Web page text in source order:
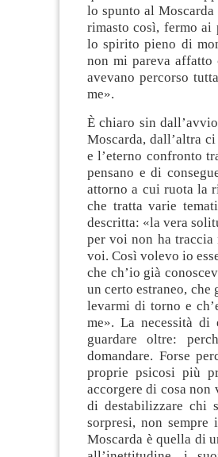
lo spunto al
rimasto così, fermo
lo spirito pieno di
non mi pareva affatto
avevano percorso
me».
È chiaro sin
Moscarda, dall’altra
e l’eterno confronto
pensano e di
attorno a cui ruota la
che tratta varie
descritta: «la vera
per voi non ha traccia
voi. Così volevo io
che ch’io già
un certo estraneo,
levarmi di torno e
me». La necessità
guardare oltre:
domandare. Forse
proprie psicosi più
accorgere di cosa non
di destabilizzare chi
sorpresi, non
Moscarda è quella di